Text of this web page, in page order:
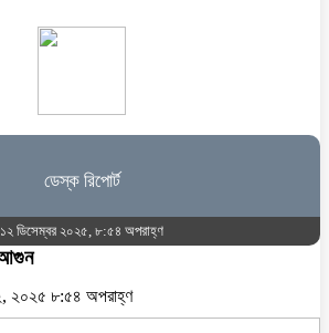
ডেস্ক রিপোর্ট
১২ ডিসেম্বর ২০২৫, ৮:৫৪ অপরাহ্ণ
আগুন
২০২৫ ৮:৫৪ অপরাহ্ণ